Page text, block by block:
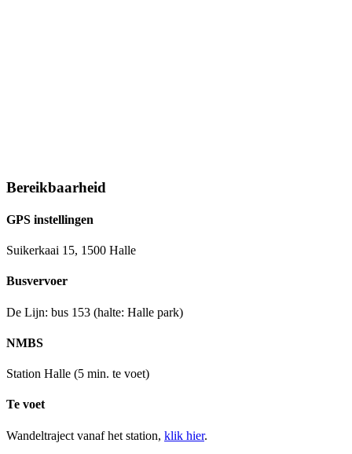
Bereikbaarheid
GPS instellingen
Suikerkaai 15, 1500 Halle
Busvervoer
De Lijn: bus 153 (halte: Halle park)
NMBS
Station Halle (5 min. te voet)
Te voet
Wandeltraject vanaf het station, klik hier.